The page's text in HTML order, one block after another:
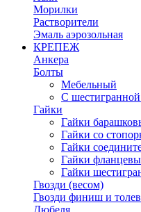
Морилки
Растворители
Эмаль аэрозольная
КРЕПЕЖ
Анкера
Болты
Мебельный
С
Гайки
Гайки
Гайки со
Гайки
Гайки
Гайки
Гвозди (весом)
Гвозди финиш и
Дюбеля